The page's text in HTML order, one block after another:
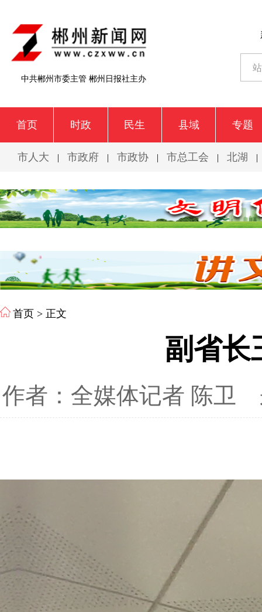
中共郴州市委主管 郴州日报社主办
首页 时政 民生 县域 专题
市人大 | 市政府 | 市政协 | 市总工会 | 北湖 |
首页 > 正文
副省长
作者：全媒体记者 陈卫